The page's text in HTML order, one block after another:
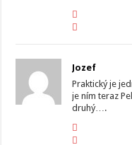
Jozef
Praktický je
je ním teraz
druhý….